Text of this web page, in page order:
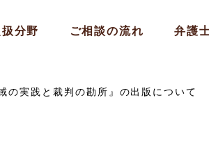
分野 ご相談の流れ 弁護
の実践と裁判の勘所』の出版について